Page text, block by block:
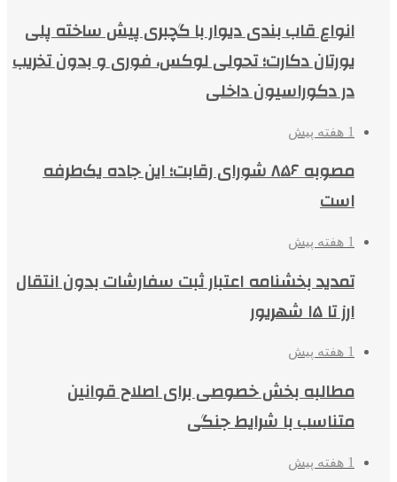
انواع قاب بندی دیوار با گچبری پیش ساخته پلی
یورتان دکارت؛ تحولی لوکس، فوری و بدون تخریب
در دکوراسیون داخلی
1 هفته پیش
مصوبه ۸۵۶ شورای رقابت؛ این جاده یک‌طرفه
است
1 هفته پیش
تمدید بخشنامه اعتبار ثبت سفارشات بدون انتقال
ارز تا ۱۵ شهریور
1 هفته پیش
مطالبه بخش خصوصی برای اصلاح قوانین
متناسب با شرایط جنگی
1 هفته پیش